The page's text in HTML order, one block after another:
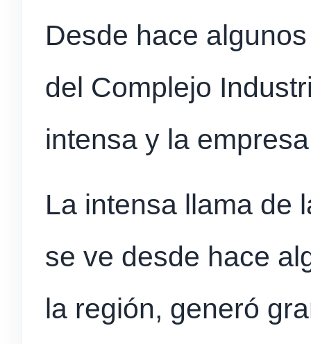
Desde hace
del Complejo
intensa y la
La intensa llama de
se ve desde hace
la región, generó